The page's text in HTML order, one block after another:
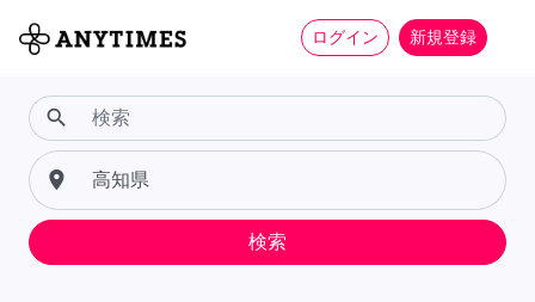
ログイン 新規登録
search
place
検索